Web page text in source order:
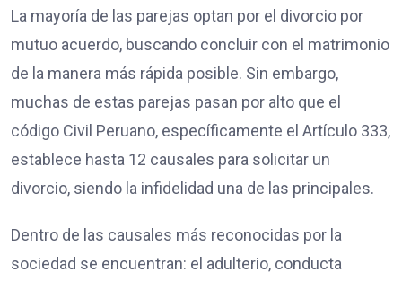
La mayoría de las parejas optan por el divorcio por
mutuo acuerdo, buscando concluir con el matrimonio
de la manera más rápida posible. Sin embargo,
muchas de estas parejas pasan por alto que el
código Civil Peruano, específicamente el Artículo 333,
establece hasta 12 causales para solicitar un
divorcio, siendo la infidelidad una de las principales.
Dentro de las causales más reconocidas por la
sociedad se encuentran: el adulterio, conducta